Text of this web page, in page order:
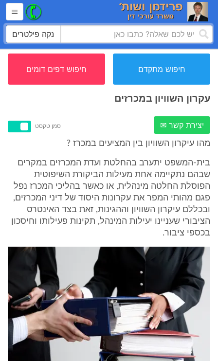
נקה פילטרים
חיפוש מתקדם חיפוש דפים דומים
עקרון השוויון במכרזים
יצירת קשר ✉ סמן טקסט
מהו עיקרון השוויון בין המציעים במכרז ?
בית-המשפט יתערב בהחלטת ועדת המכרזים במקרים
שבהם נתקיימה אחת מעילות הביקורת השיפוטית
הפוסלת החלטה מינהלית, או כאשר בהליכי המכרז נפל
פגם מהותי המפר את עקרונות היסוד של דיני המכרזים,
ובכללם עיקרון השוויון וההגינות, זאת בצד האינטרס
הציבורי שעניינו יעילות המינהל, תקינות פעילותו וחיסכון
בכספי ציבור.